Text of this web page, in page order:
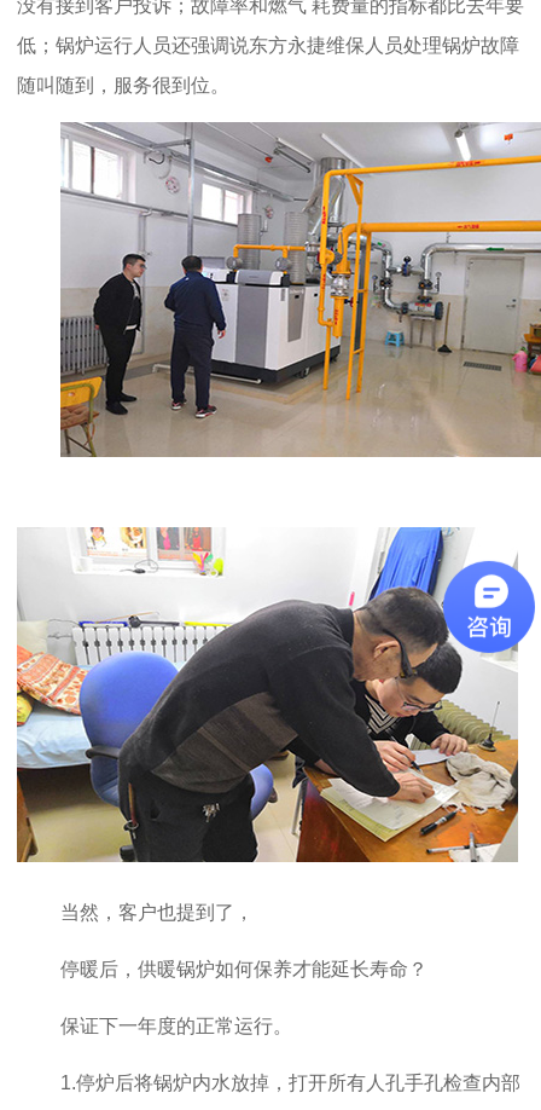
没有接到客户投诉；故障率和燃气 耗费量的指标都比去年要
低；锅炉运行人员还强调说东方永捷维保人员处理锅炉故障
随叫随到，服务很到位。
当然，客户也提到了，
停暖后，供暖锅炉如何保养才能延长寿命？
保证下一年度的正常运行。
1.停炉后将锅炉内水放掉，打开所有人孔手孔检查内部